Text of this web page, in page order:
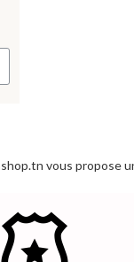
vous propose